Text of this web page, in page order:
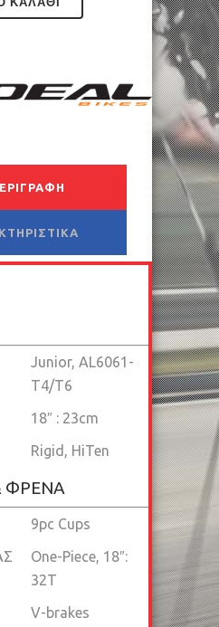
Junior, AL6061-
T4/T6
18″ : 23cm
Rigid, HiTen
ΦΡΕΝΑ
9pc Cups
One-Piece, 18″:
32T
V-brakes